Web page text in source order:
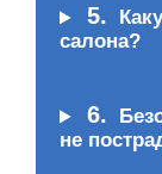
5.
салона?
6.
не